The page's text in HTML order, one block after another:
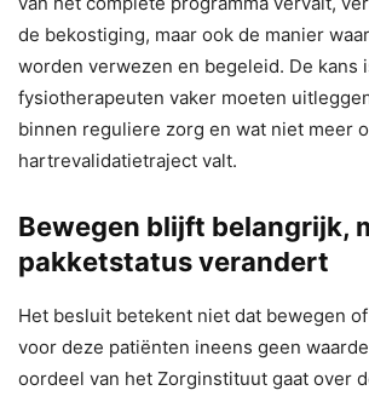
de bekostiging, maar ook de manier
worden verwezen en begeleid. De kans
fysiotherapeuten vaker moeten
binnen reguliere zorg en wat niet meer
hartrevalidatietraject valt.
Bewegen blijft belangrijk,
pakketstatus verandert
Het besluit betekent niet dat bewegen
voor deze patiënten ineens geen
oordeel van het Zorginstituut gaat over